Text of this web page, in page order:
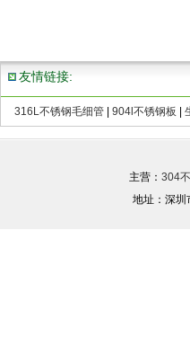
友情链接:
316L不锈钢毛细管| 904l不锈钢板
主营： 304
地址：深圳